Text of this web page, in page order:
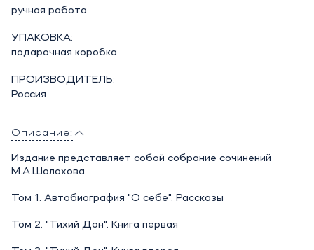
ручная работа
УПАКОВКА:
подарочная коробка
ПРОИЗВОДИТЕЛЬ:
Россия
Описание:
Издание представляет собой собрание сочинений
М.А.Шолохова.
Том 1. Автобиография "О себе". Рассказы
Том 2. "Тихий Дон". Книга первая